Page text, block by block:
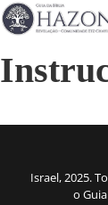
Israel, 2025.
o